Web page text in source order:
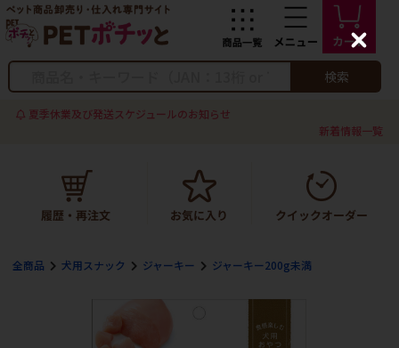
検索
夏季休業及び発送スケジュールのお知らせ
新着情報一覧
全商品 犬用スナック ジャーキー ジャーキー200g未満
C
l
s